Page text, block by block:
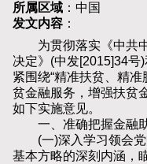
所属区域 ：中国
发文内容 ：
为贯彻落实《中共中
决定》(中发[2015]34号
紧围绕“精准扶贫、精
贫金融服务，增强扶贫
如下实施意见。
一、准确把握金融助
(一)深入学习领会党
基本方略的深刻内涵，